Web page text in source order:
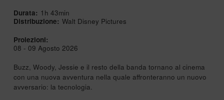
Durata: 1h 43min
Distribuzione: Walt Disney Pictures
Proiezioni:
08 - 09 Agosto 2026
Buzz, Woody, Jessie e il resto della banda tornano al cinema
con una nuova avventura nella quale affronteranno un nuovo
avversario: la tecnologia.